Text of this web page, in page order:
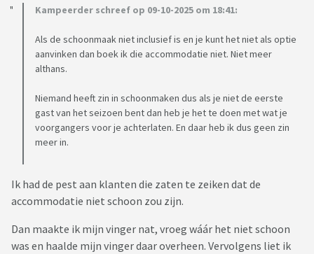
Kampeerder schreef op 09-10-2025 om 18:41:
Als de schoonmaak niet inclusief is en je kunt het niet als optie
aanvinken dan boek ik die accommodatie niet. Niet meer
althans.
Niemand heeft zin in schoonmaken dus als je niet de eerste
gast van het seizoen bent dan heb je het te doen met wat je
voorgangers voor je achterlaten. En daar heb ik dus geen zin
meer in.
Ik had de pest aan klanten die zaten te zeiken dat de
accommodatie niet schoon zou zijn.
Dan maakte ik mijn vinger nat, vroeg wáár het niet schoon
was en haalde mijn vinger daar overheen. Vervolgens liet ik